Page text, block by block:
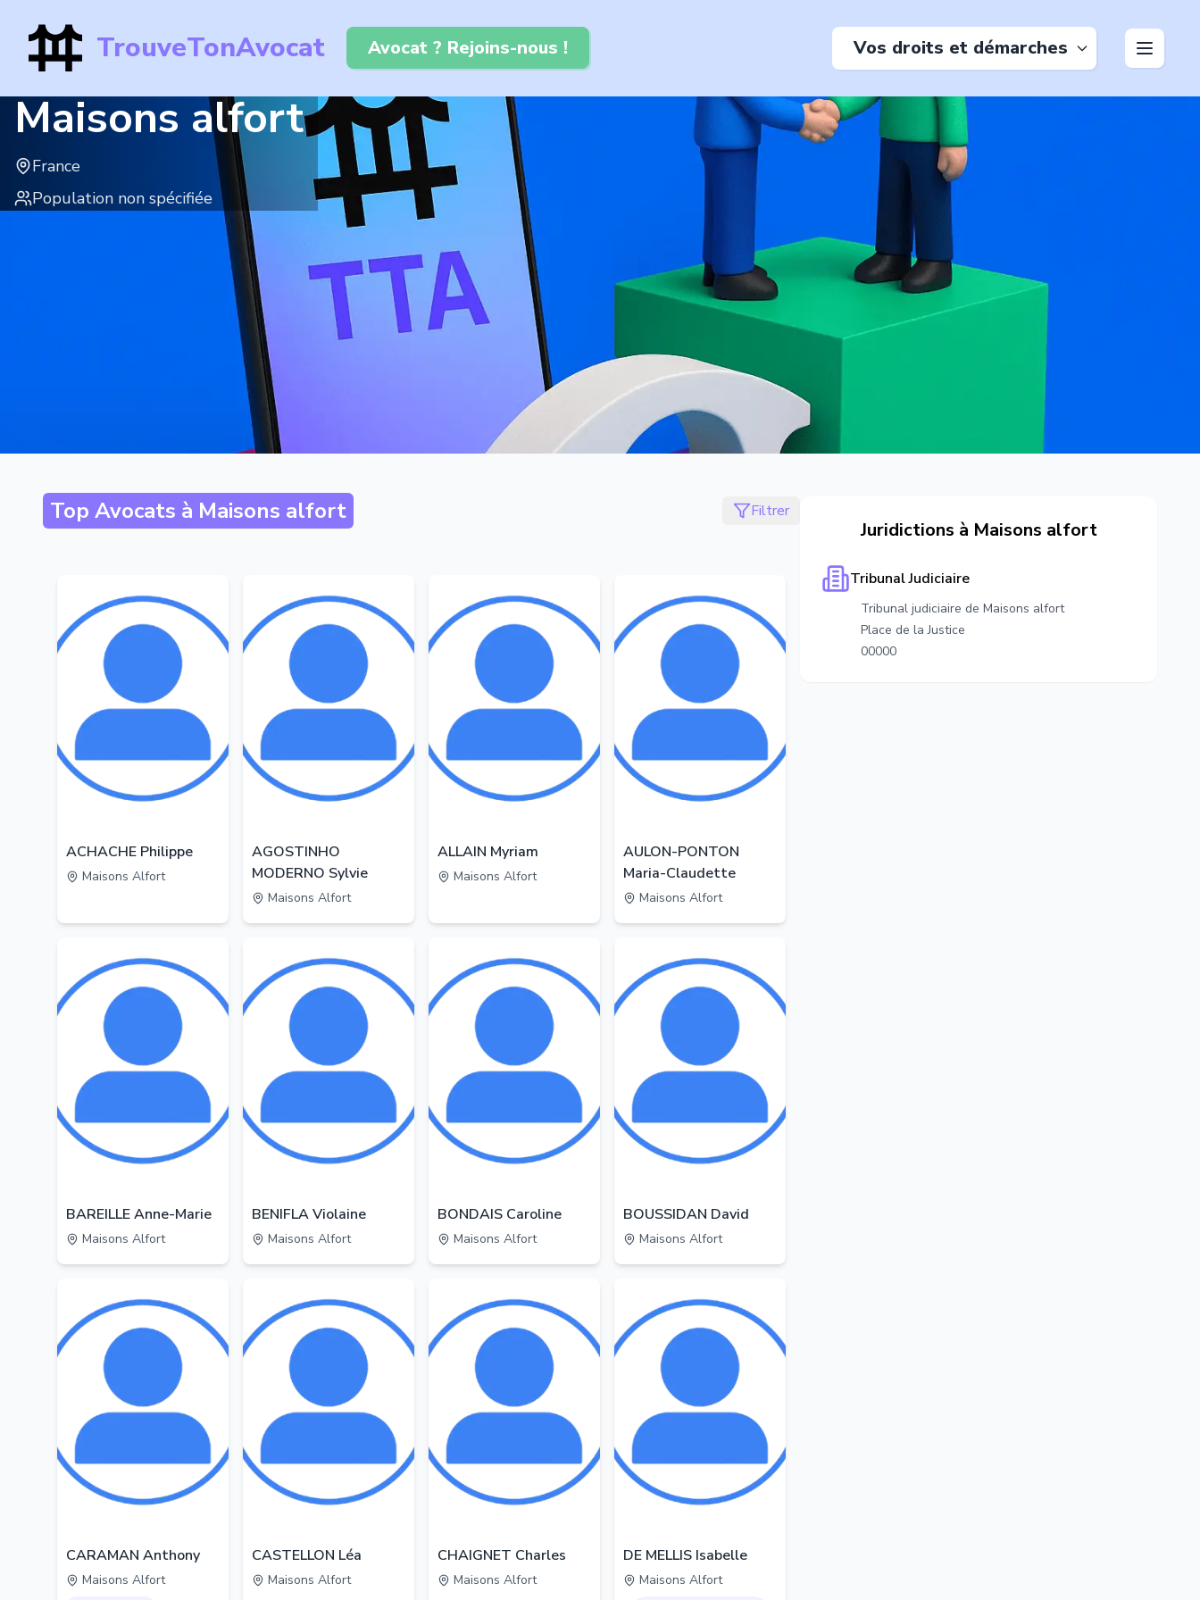
TrouveTonAvocat Avocat ? Rejoins-nous ! Vos droits et démarches
Maisons alfort
France
Population non spécifiée
Top Avocats à Maisons alfort Filtrer
ACHACHE Philippe
Maisons Alfort
AGOSTINHO
MODERNO Sylvie
Maisons Alfort
ALLAIN Myriam
Maisons Alfort
AULON-PONTON
Maria-Claudette
Maisons Alfort
BAREILLE Anne-Marie
Maisons Alfort
BENIFLA Violaine
Maisons Alfort
BONDAIS Caroline
Maisons Alfort
BOUSSIDAN David
Maisons Alfort
CARAMAN Anthony
Maisons Alfort
CASTELLON Léa
Maisons Alfort
CHAIGNET Charles
Maisons Alfort
DE MELLIS Isabelle
Maisons Alfort
Juridictions à Maisons alfort
Tribunal Judiciaire
Tribunal judiciaire de Maisons alfort
Place de la Justice
00000